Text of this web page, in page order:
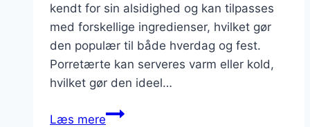
kendt for sin alsidighed og kan tilpasses
med forskellige ingredienser, hvilket gør
den populær til både hverdag og fest.
Porretærte kan serveres varm eller kold,
hvilket gør den ideel…
Læs merePorretærte